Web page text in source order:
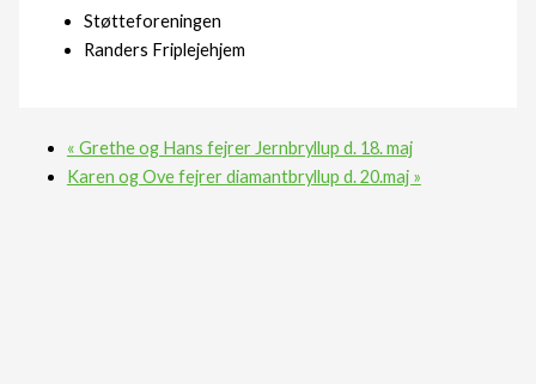
Støtteforeningen
Randers Friplejehjem
« Grethe og Hans fejrer Jernbryllup d. 18. maj
Karen og Ove fejrer diamantbryllup d. 20.maj »